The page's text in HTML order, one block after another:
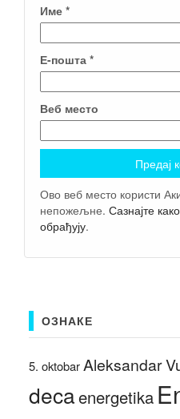
Име *
Е-пошта *
Веб место
Ово веб место користи
непожељне. Сазнајте
обрађују.
ОЗНАКЕ
5. oktobarAleksandar
decaenergetika